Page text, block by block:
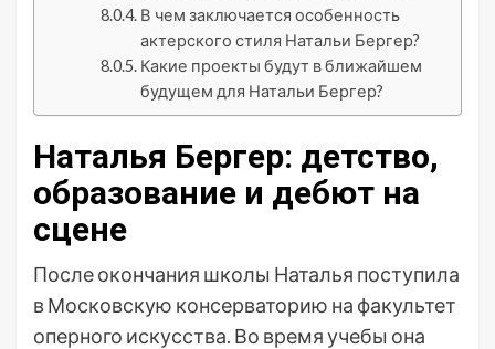
В чем заключается особенность
актерского стиля Натальи Бергер?
Какие проекты будут в ближайшем
будущем для Натальи Бергер?
Наталья Бергер: детство,
образование и дебют на
сцене
После окончания школы Наталья поступила
в Московскую консерваторию на факультет
оперного искусства. Во время учебы она